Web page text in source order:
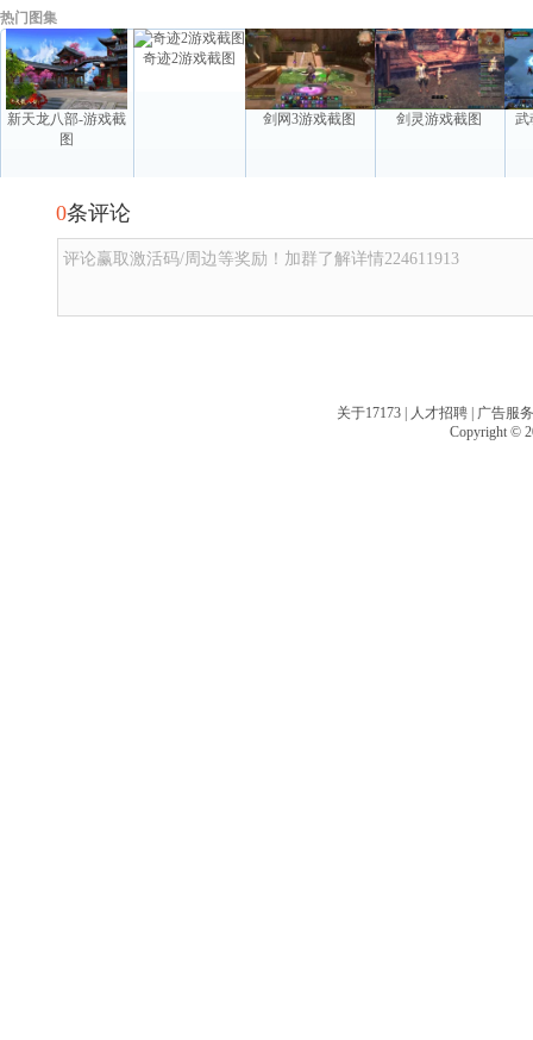
热门图集
新天龙八部-游戏截
图
奇迹2游戏截图
剑网3游戏截图 剑灵游戏截图 武
0条评论
评论赢取激活码/周边等奖励！加群了解详情224611913
关于17173 | 人才招聘 | 广告服务
Copyright ©